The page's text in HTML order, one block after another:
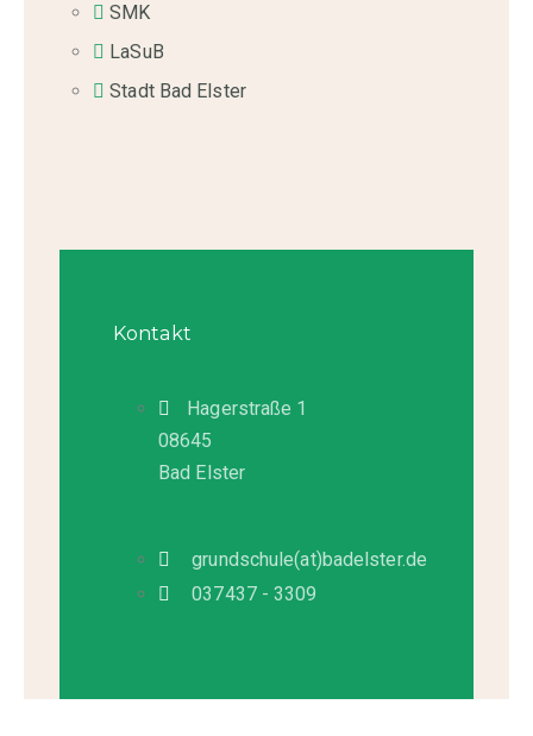
SMK
LaSuB
Stadt Bad Elster
Kontakt
Hagerstraße 1
08645
Bad Elster
grundschule(at)badelster.de
037437 - 3309